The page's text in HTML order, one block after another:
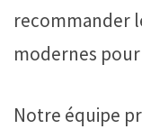
recommander
modernes
Notre équipe